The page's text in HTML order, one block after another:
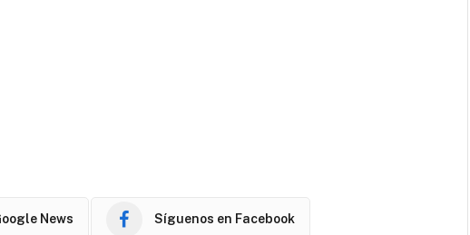
News Síguenos en Facebook